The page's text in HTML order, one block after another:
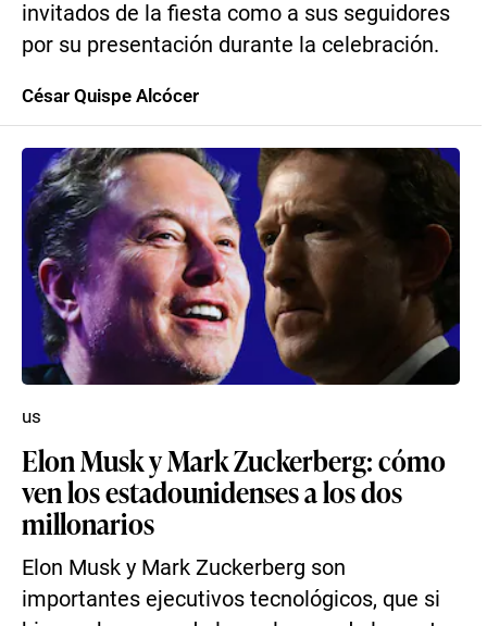
invitados de la fiesta como a sus seguidores
por su presentación durante la celebración.
César Quispe Alcócer
Elon Musk y Mark Zuckerberg: cómo
ven los estadounidenses a los dos
millonarios
Elon Musk y Mark Zuckerberg son
importantes ejecutivos tecnológicos, que si
us